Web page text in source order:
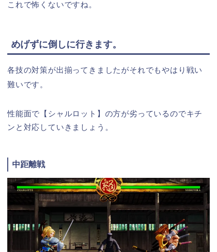
これで怖くないですね。
めげずに倒しに行きます。
各技の対策が出揃ってきましたがそれでもやはり戦い
難いです。
性能面で【シャルロット】の方が劣っているのでキチ
ンと対応していきましょう。
中距離戦